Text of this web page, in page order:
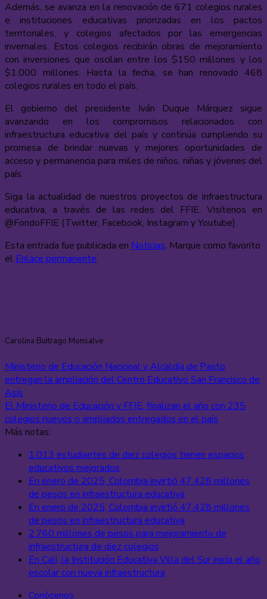
Además, se avanza en la renovación de 671 colegios rurales
e instituciones educativas priorizadas en los pactos
territoriales, y colegios afectados por las emergencias
invernales. Estos colegios recibirán obras de mejoramiento
con inversiones que oscilan entre los $150 millones y los
$1.000 millones. Hasta la fecha, se han renovado 468
colegios rurales en todo el país.
El gobierno del presidente Iván Duque Márquez sigue
avanzando en los compromisos relacionados con
infraestructura educativa del país y continúa cumpliendo su
promesa de brindar nuevas y mejores oportunidades de
acceso y permanencia para miles de niños, niñas y jóvenes del
país.
Siga la actualidad de nuestros proyectos de infraestructura
educativa, a través de las redes del FFIE. Visítenos en
@FondoFFIE (Twitter, Facebook, Instagram y Youtube).
Esta entrada fue publicada en Noticias. Marque como favorito
el Enlace permanente.
Carolina Buitrago Monsalve
Ministerio de Educación Nacional y Alcaldía de Pasto
entregan la ampliación del Centro Educativo San Francisco de
Asís
El Ministerio de Educación y FFIE, finalizan el año con 235
colegios nuevos o ampliados entregados en el país
Más notas:
1.013 estudiantes de diez colegios tienen espacios
educativos mejorados
En enero de 2025, Colombia invirtió 47.428 millones
de pesos en infraestructura educativa
En enero de 2025, Colombia invirtió 47.428 millones
de pesos en infraestructura educativa
2.760 millones de pesos para mejoramiento de
infraestructura de diez colegios
En Cali, la Institución Educativa Villa del Sur inicia el año
escolar con nueva infraestructura
Conócenos